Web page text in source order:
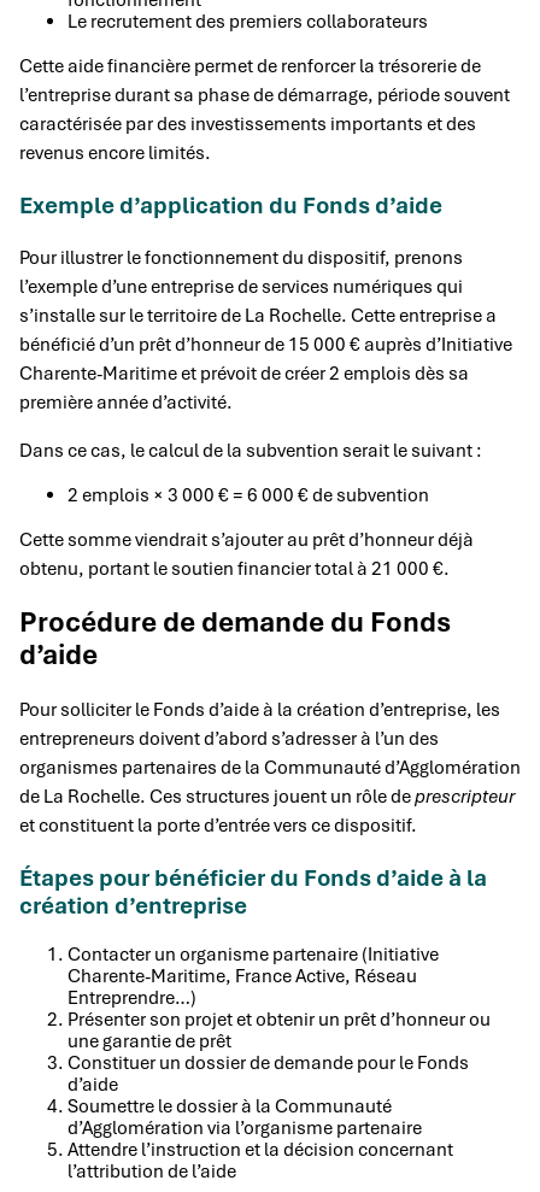
Le recrutement des premiers collaborateurs
Cette aide financière permet de renforcer la trésorerie de
l’entreprise durant sa phase de démarrage, période souvent
caractérisée par des investissements importants et des
revenus encore limités.
Exemple d’application du Fonds d’aide
Pour illustrer le fonctionnement du dispositif, prenons
l’exemple d’une entreprise de services numériques qui
s’installe sur le territoire de La Rochelle. Cette entreprise a
bénéficié d’un prêt d’honneur de 15 000 € auprès d’Initiative
Charente-Maritime et prévoit de créer 2 emplois dès sa
première année d’activité.
Dans ce cas, le calcul de la subvention serait le suivant :
2 emplois × 3 000 € = 6 000 € de subvention
Cette somme viendrait s’ajouter au prêt d’honneur déjà
obtenu, portant le soutien financier total à 21 000 €.
Procédure de demande du Fonds
d’aide
Pour solliciter le Fonds d’aide à la création d’entreprise, les
entrepreneurs doivent d’abord s’adresser à l’un des
organismes partenaires de la Communauté d’Agglomération
de La Rochelle. Ces structures jouent un rôle deprescripteur
et constituent la porte d’entrée vers ce dispositif.
Étapes pour bénéficier du Fonds d’aide à la
création d’entreprise
Contacter un organisme partenaire (Initiative
Charente-Maritime, France Active, Réseau
Entreprendre…)
Présenter son projet et obtenir un prêt d’honneur ou
une garantie de prêt
Constituer un dossier de demande pour le Fonds
d’aide
Soumettre le dossier à la Communauté
d’Agglomération via l’organisme partenaire
Attendre l’instruction et la décision concernant
l’attribution de l’aide